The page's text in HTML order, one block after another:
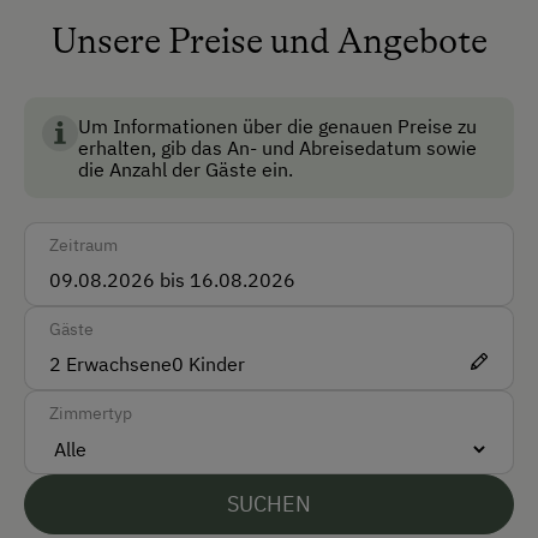
Haustiergerecht
Mitnahme von Hunden erlaubt
Nichtraucherzimmer
Safe
Skiraum
Skischuhtrockner
Auto
Unsere Preise und Angebote
Um Informationen über die genauen Preise zu
erhalten, gib das An- und Abreisedatum sowie
die Anzahl der Gäste ein.
Zeitraum
Gäste
2 Erwachsene0 Kinder
Zimmertyp
SUCHEN